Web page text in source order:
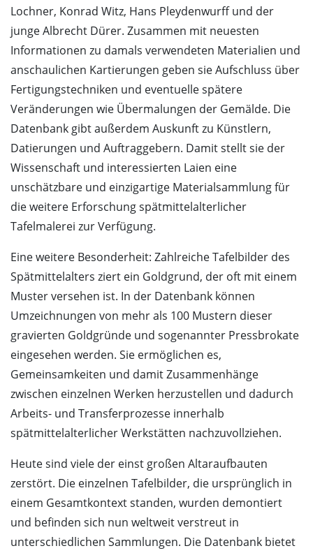
Lochner, Konrad Witz, Hans Pleydenwurff und der
junge Albrecht Dürer. Zusammen mit neuesten
Informationen zu damals verwendeten Materialien und
anschaulichen Kartierungen geben sie Aufschluss über
Fertigungstechniken und eventuelle spätere
Veränderungen wie Übermalungen der Gemälde. Die
Datenbank gibt außerdem Auskunft zu Künstlern,
Datierungen und Auftraggebern. Damit stellt sie der
Wissenschaft und interessierten Laien eine
unschätzbare und einzigartige Materialsammlung für
die weitere Erforschung spätmittelalterlicher
Tafelmalerei zur Verfügung.
Eine weitere Besonderheit: Zahlreiche Tafelbilder des
Spätmittelalters ziert ein Goldgrund, der oft mit einem
Muster versehen ist. In der Datenbank können
Umzeichnungen von mehr als 100 Mustern dieser
gravierten Goldgründe und sogenannter Pressbrokate
eingesehen werden. Sie ermöglichen es,
Gemeinsamkeiten und damit Zusammenhänge
zwischen einzelnen Werken herzustellen und dadurch
Arbeits- und Transferprozesse innerhalb
spätmittelalterlicher Werkstätten nachzuvollziehen.
Heute sind viele der einst großen Altaraufbauten
zerstört. Die einzelnen Tafelbilder, die ursprünglich in
einem Gesamtkontext standen, wurden demontiert
und befinden sich nun weltweit verstreut in
unterschiedlichen Sammlungen. Die Datenbank bietet